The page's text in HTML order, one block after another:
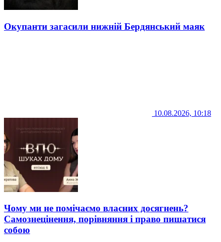
Окупанти загасили нижній Бердянський маяк
10.08.2026, 10:18
Чому ми не помічаємо власних досягнень?
Самознецінення, порівняння і право пишатися
собою